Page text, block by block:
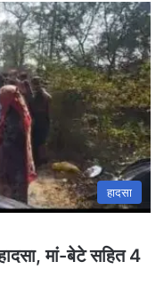
हादसा
मां-बेटे सहित 4